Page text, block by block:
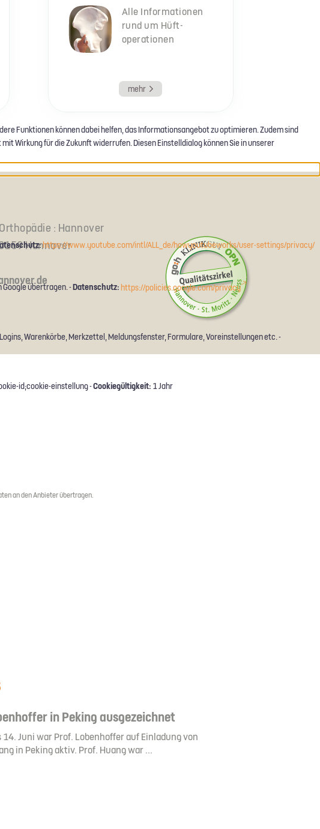
Alle Informationen
rund um Hüft­
operationen
mehr
: Hannover
Hannover
an den Anbieter übertragen.
in Peking ausgezeichnet
14. Juni war Prof. Lobenhoffer auf Einladung von
in Peking aktiv. Prof. Huang war ...
Funktionen können dabei helfen, das Informationsangebot zu optimieren. Zudem sind
Wirkung für die Zukunft widerrufen. Diesen Einstelldialog können Sie in unserer
https://www.youtube.com/intl/ALL_de/howyoutubeworks/user-settings/privacy/
übertragen. -Datenschutz: https://policies.google.com/privacy
Warenkörbe, Merkzettel, Meldungsfenster, Formulare, Voreinstellungen etc. -
id;cookie-einstellung -Cookiegültigkeit: 1 Jahr